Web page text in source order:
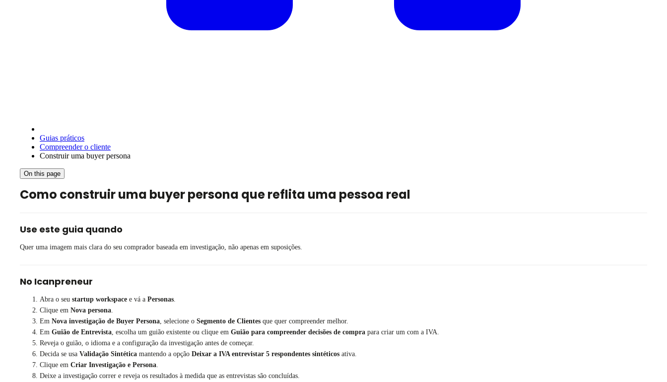
Guias práticos
Compreender o cliente
Construir uma buyer persona
On this page
Como construir uma buyer persona que reflita uma pessoa real
Use este guia quando
Quer uma imagem mais clara do seu comprador baseada em investigação, não apenas em suposições.
No Icanpreneur
Abra o seu startup workspace e vá a Personas
Clique em Nova persona
Em Nova investigação de Buyer Persona , selecione o Segmento de Clientes que quer compreender melhor.
Em Guião de Entrevista , escolha um guião existente ou clique em Guião para compreender decisões de compra para criar um com a IVA.
Reveja o guião, o idioma e a configuração da investigação antes de começar.
Decida se usa Validação Sintética mantendo a opção Deixar a IVA entrevistar 5 respondentes sintéticos ativa.
Clique em Criar Investigação e Persona
Deixe a investigação correr e reveja os resultados à medida que as entrevistas são concluídas.